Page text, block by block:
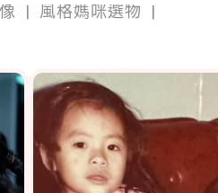
| 風格媽咪選物 |